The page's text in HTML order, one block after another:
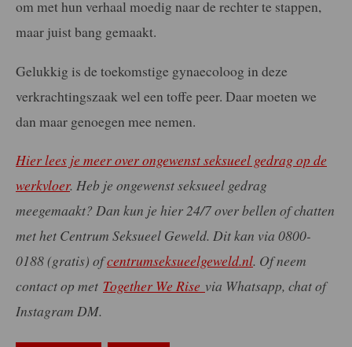
om met hun verhaal moedig naar de rechter te stappen,
maar juist bang gemaakt.
Gelukkig is de toekomstige gynaecoloog in deze
verkrachtingszaak wel een toffe peer. Daar moeten we
dan maar genoegen mee nemen.
Hier lees je meer over ongewenst seksueel gedrag op de
werkvloer. Heb je ongewenst seksueel gedrag
meegemaakt? Dan kun je hier 24/7 over bellen of chatten
met het Centrum Seksueel Geweld. Dit kan via 0800-
0188 (gratis) ofcentrumseksueelgeweld.nl. Of neem
contact op met Together We Rise via Whatsapp, chat of
Instagram DM.